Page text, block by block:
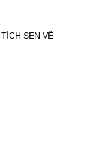
SEN VẼ